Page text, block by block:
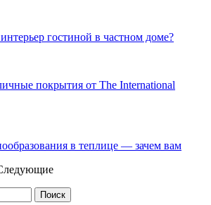
гостиной в частном доме?
покрытия от The International
в теплице — зачем вам